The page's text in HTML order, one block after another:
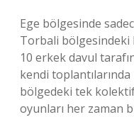
Ege bölgesinde
Torbali bölgesindeki
10 erkek davul
kendi
bölgedeki tek
oyunları her zaman